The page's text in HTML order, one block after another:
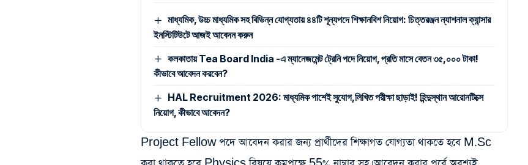
মাধ্যমিক, উচ্চ মাধ্যমিক সহ বিভিন্ন যোগ্যতায় ৪৪টি শূন্যপদে শিক্ষানবিশ নিয়োগ: চিত্তরঞ্জন ন্যাশনাল ক্যান্সার
ইনস্টিটিউটে আজই আবেদন করুন
কলকাতায় Tea Board India -এ ম্যানেজমেন্ট ট্রেনি পদে নিয়োগ, প্রতি মাসে বেতন ৩৫,০০০ টাকা!
কীভাবে আবেদন করবেন?
HAL Recruitment 2026: মাধ্যমিক পাশেই সুযোগ,লিখিত পরীক্ষা ছাড়াই! হিন্দুস্থান আরোনটিক্সে
নিয়োগ, কীভাবে আবেদন?
Project Fellow পদে আবেদন করার জন্য প্রার্থীদের শিক্ষাগত যোগ্যতা থাকতে হবে M.Sc